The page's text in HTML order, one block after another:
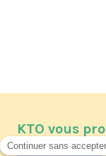
KTO vous